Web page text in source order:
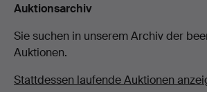
Auktionsarchiv
Sie suchen in unserem Archiv der
Auktionen.
Stattdessen laufende Auktionen